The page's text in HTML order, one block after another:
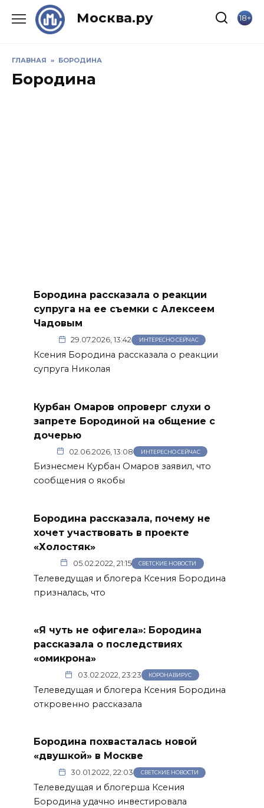
Москва.ру 18+
ГЛАВНАЯ » БОРОДИНА
Бородина
Бородина рассказала о реакции
супруга на ее съемки с Алексеем
Чадовым
29.07.2026, 13:42 ИНТЕРЕСНО СЕЙЧАС
Ксения Бородина рассказала о реакции
супруга Николая
Курбан Омаров опроверг слухи о
запрете Бородиной на общение с
дочерью
02.06.2026, 13:08 ИНТЕРЕСНО СЕЙЧАС
Бизнесмен Курбан Омаров заявил, что
сообщения о якобы
Бородина рассказала, почему не
хочет участвовать в проекте
«Холостяк»
05.02.2022, 21:15 СВЕТСКИЕ НОВОСТИ
Телеведущая и блогера Ксения Бородина
призналась, что
«Я чуть не офигела»: Бородина
рассказала о последствиях
«омикрона»
03.02.2022, 23:23 КОРОНАВИРУС
Телеведущая и блогера Ксения Бородина
откровенно рассказала
Бородина похвасталась новой
«двушкой» в Москве
30.01.2022, 22:03 СВЕТСКИЕ НОВОСТИ
Телеведущая и блогерша Ксения
Бородина удачно инвестировала